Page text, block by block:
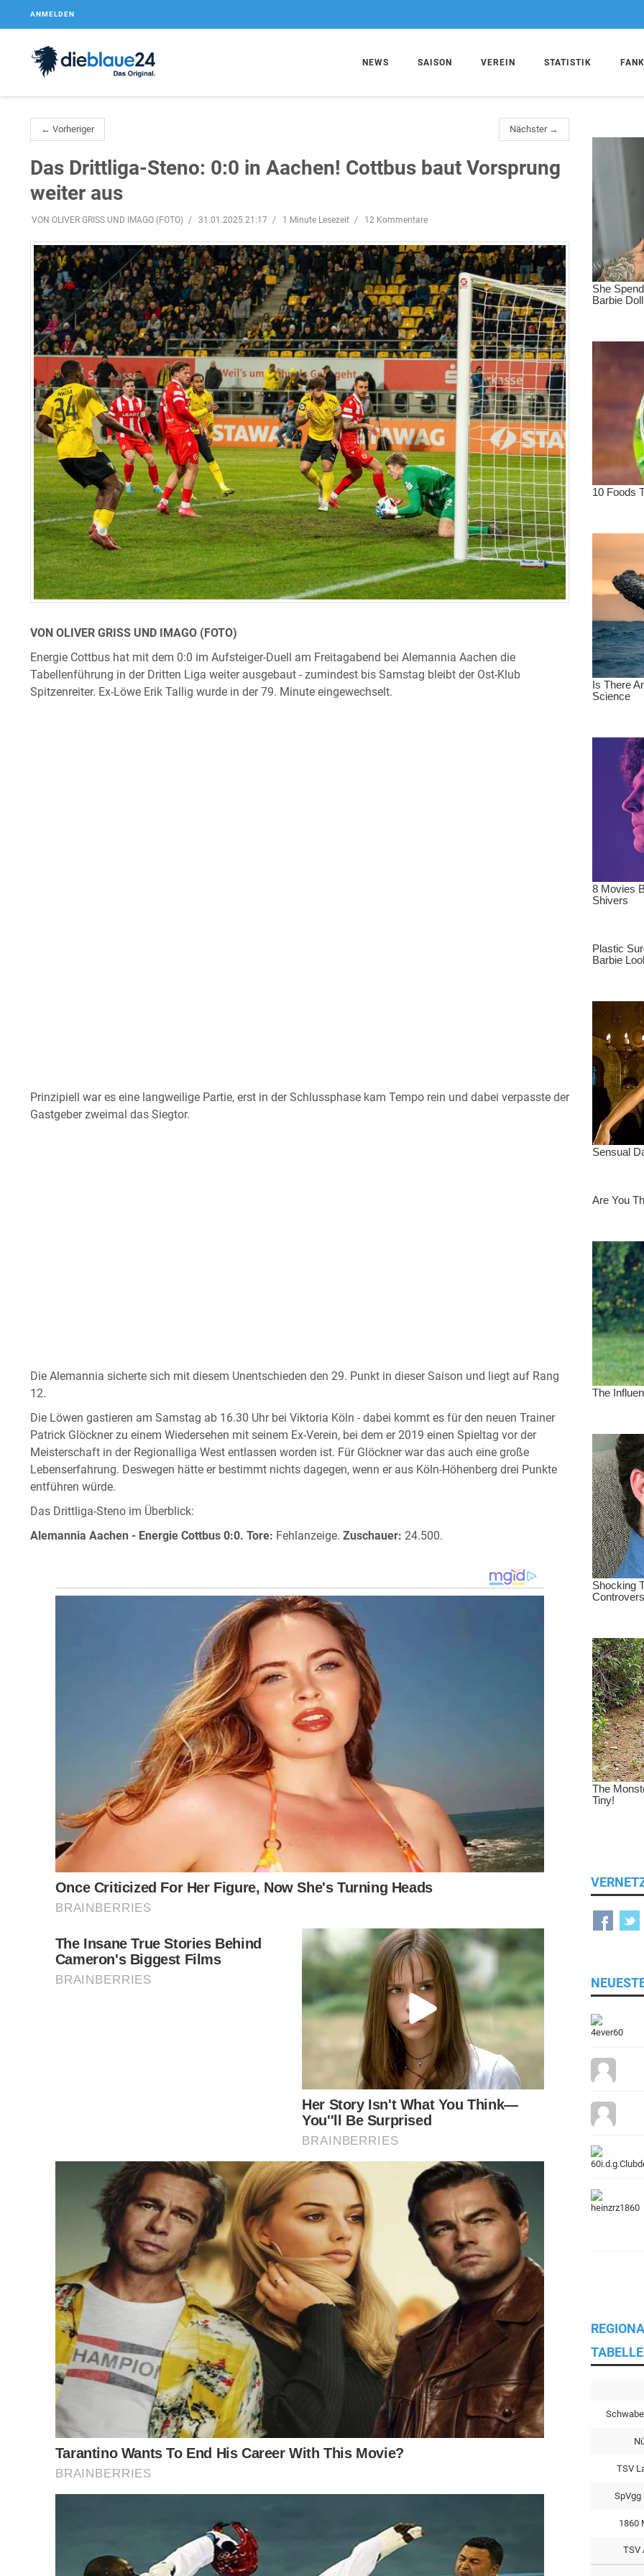
ANMELDEN
NEWS SAISON VEREIN STATISTIK
← Vorheriger Nächster →
Das Drittliga-Steno: 0:0 in Aachen! Cottbus baut Vorsprung
weiter aus
VON OLIVER GRISS UND IMAGO (FOTO) 31.01.2025 21:17 1 Minute Lesezeit 12 Kommentare
VON OLIVER GRISS UND IMAGO (FOTO)
Energie Cottbus hat mit dem 0:0 im Aufsteiger-Duell am Freitagabend bei Alemannia Aachen die
Tabellenführung in der Dritten Liga weiter ausgebaut - zumindest bis Samstag bleibt der Ost-Klub
Spitzenreiter. Ex-Löwe Erik Tallig wurde in der 79. Minute eingewechselt.
Prinzipiell war es eine langweilige Partie, erst in der Schlussphase kam Tempo rein und dabei verpasste der
Gastgeber zweimal das Siegtor.
Die Alemannia sicherte sich mit diesem Unentschieden den 29. Punkt in dieser Saison und liegt auf Rang
12.
Die Löwen gastieren am Samstag ab 16.30 Uhr bei Viktoria Köln - dabei kommt es für den neuen Trainer
Patrick Glöckner zu einem Wiedersehen mit seinem Ex-Verein, bei dem er 2019 einen Spieltag vor der
Meisterschaft in der Regionalliga West entlassen worden ist. Für Glöckner war das auch eine große
Lebenserfahrung. Deswegen hätte er bestimmt nichts dagegen, wenn er aus Köln-Höhenberg drei Punkte
entführen würde.
Das Drittliga-Steno im Überblick:
Alemannia Aachen - Energie Cottbus 0:0. Tore: Fehlanzeige. Zuschauer: 24.500.
TABELLE
TSV
SpVgg
1860
TSV